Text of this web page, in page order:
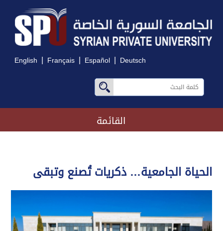
English | Français | Español | Deutsch
القائمة
الحياة الجامعية… ذكريات تُصنع وتبقى